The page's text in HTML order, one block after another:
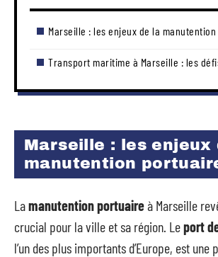
Marseille : les enjeux de la
Transport maritime à Marseille : les
Marseille : les enjeux
manutention
Lamanutention portuaireà Marseille
crucial pour la ville et sa région. Leport
l’un des plus importants d’Europe, est une